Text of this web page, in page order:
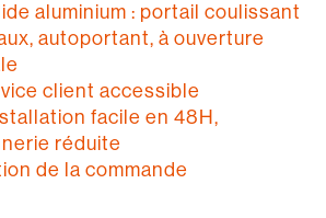
aluminium : portail coulissant
autoportant, à ouverture
client accessible
facile en 48H,
réduite
de la commande